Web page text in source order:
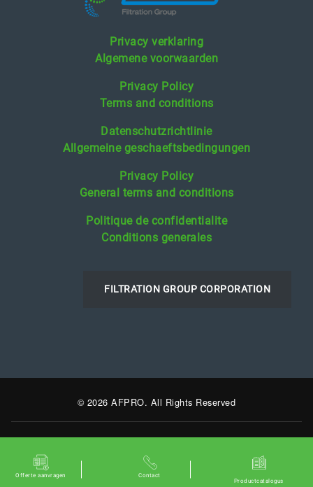
Offerte aanvragen
Contact
Productcatalogus
Privacy verklaring
Algemene voorwaarden
Privacy Policy
Terms and conditions
Datenschutzrichtlinie
Allgemeine geschaeftsbedingungen
Privacy Policy
General terms and conditions
Politique de confidentialite
Conditions generales
FILTRATION GROUP CORPORATION
© 2026 AFPRO. All Rights Reserved